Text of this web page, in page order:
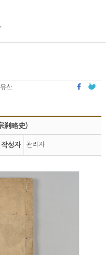
산
刹略史)
작성자 관리자